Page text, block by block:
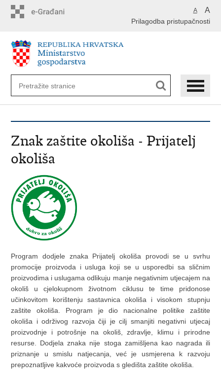
A A
Prilagodba pristupačnosti
Znak zaštite okoliša - Prijatelj
okoliša
Program dodjele znaka Prijatelj okoliša provodi se u svrhu
promocije proizvoda i usluga koji se u usporedbi sa sličnim
proizvodima i uslugama odlikuju manje negativnim utjecajem na
okoliš u cjelokupnom životnom ciklusu te time pridonose
učinkovitom korištenju sastavnica okoliša i visokom stupnju
zaštite okoliša. Program je dio nacionalne politike zaštite
okoliša i održivog razvoja čiji je cilj smanjiti negativni utjecaj
proizvodnje i potrošnje na okoliš, zdravlje, klimu i prirodne
resurse. Dodjela znaka nije stoga zamišljena kao nagrada ili
priznanje u smislu natjecanja, već je usmjerena k razvoju
prepoznatljive kakvoće proizvoda s gledišta zaštite okoliša.